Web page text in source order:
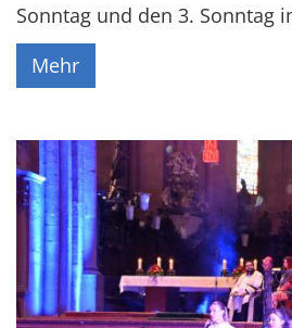
Sonntag und den 3. Sonntag
Mehr